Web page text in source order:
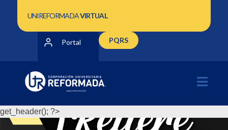
UNIREFORMADAVIRTUAL
Portal PQRS
get_header(); ?>